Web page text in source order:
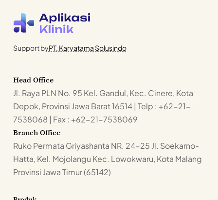
Support byPT. Karyatama Solusindo
Head Office
Jl. Raya PLN No. 95 Kel. Gandul, Kec. Cinere, Kota
Depok, Provinsi Jawa Barat 16514 | Telp : +62-21-
7538068 | Fax : +62-21-7538069
Branch Office
Ruko Permata Griyashanta NR. 24-25 Jl. Soekarno-
Hatta, Kel. Mojolangu Kec. Lowokwaru, Kota Malang
Provinsi Jawa Timur (65142)